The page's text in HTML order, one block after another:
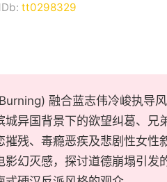
tt0298329
融合蓝志伟冷峻执导
城异国背景下的欲望纠葛、
残、毒瘾恶疾及悲剧性女性
影幻灭感，探讨道德崩塌引